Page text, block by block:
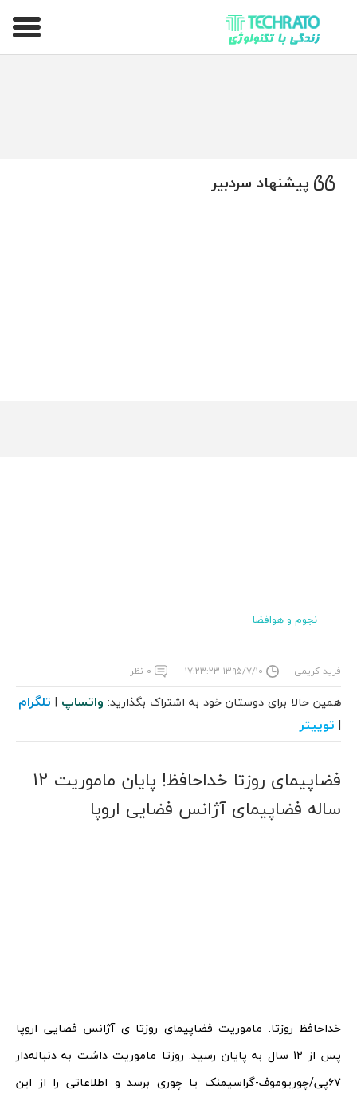
تکراتو – زندگی با تکنولوژی
پیشنهاد سردبیر
نجوم و هوافضا
فرید کریمی ۱۳۹۵/۷/۱۰ ۱۷:۲۳:۲۳ ۰ نظر
همین حالا برای دوستان خود به اشتراک بگذارید: واتساپ | تلگرام
| توییتر
فضاپیمای روزتا خداحافظ! پایان ماموریت 12
ساله فضاپیمای آژانس فضایی اروپا
خداحافظ روزتا. ماموریت فضاپیمای روزتا ی آژانس فضایی اروپا
پس از 12 سال به پایان رسید. روزتا ماموریت داشت به دنباله‌دار
۶۷پی/چوریوموف-گراسیمنک یا چوری برسد و اطلاعاتی را از این